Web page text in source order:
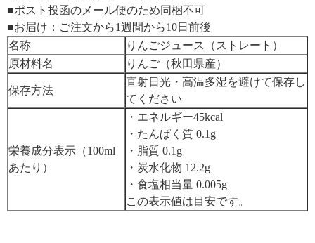
■ポスト投函のメール便のため同梱不可
■お届け：ご注文から1週間から10日前後
名称
りんごジュース（ストレート）
原材料名
りんご（秋田県産）
保存方法
直射日光・高温多湿を避けて保存し
てください
栄養成分表示（100ml
あたり）
・エネルギー45kcal
・たんぱく質 0.1g
・脂質 0.1g
・炭水化物 12.2g
・食塩相当量 0.005g
この表示値は目安です。